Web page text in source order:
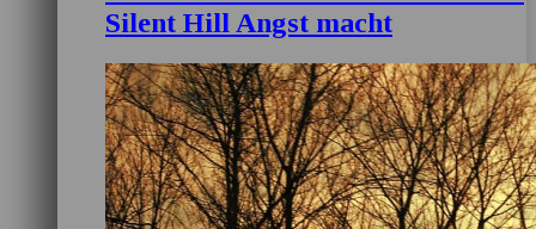
Silent Hill Angst macht